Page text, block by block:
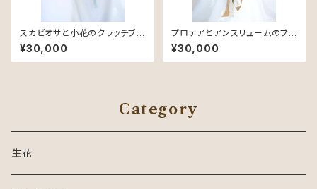
スカビオサと小花のクラッチブー
ケ 21 - Silk Bouquet -
¥30,000
プロテアとアンスリュームのブ
ーケ 03 - Silk Bouquet -
¥30,000
Category
生花